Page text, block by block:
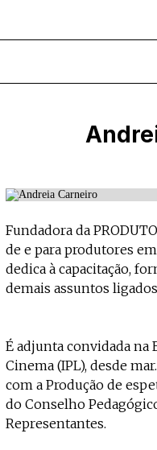
Ver todos
Agenda
Espetáculos
Exposições
Eventos
Por Localidade
Submeter Eventos
Crítica
COFFEELABS
Workshops
Publicações
Sobre
Projecto e Equipa
Estatuto Editorial
Ficha Técnica
Política de
— apoia o Coffeepaste e ajuda-nos a
Fundadora da
de e para produtores
dedica à capacitação,
demais assuntos
É adjunta convidada na
Cinema (IPL), desde
com a Produção de
do Conselho
Representantes.